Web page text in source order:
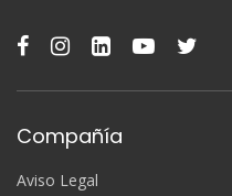
Compañía
Aviso Legal